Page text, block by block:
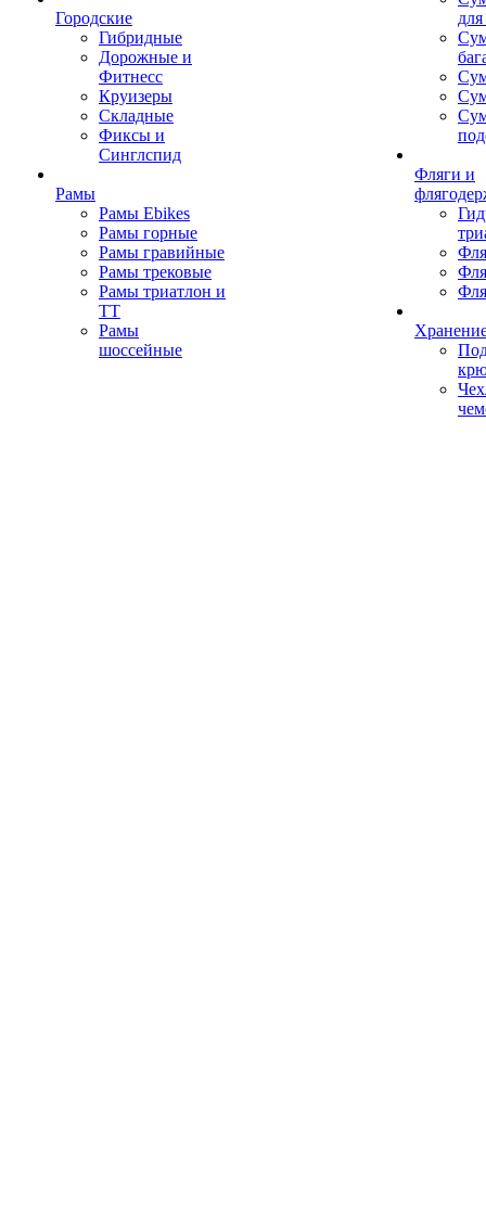
Городские
Гибридные
Дорожные и
Фитнесс
Круизеры
Складные
Фиксы и
Синглспид
Рамы
Рамы Ebikes
Рамы горные
Рамы гравийные
Рамы трековые
Рамы триатлон и
ТТ
Рамы
шоссейные
Фляги и